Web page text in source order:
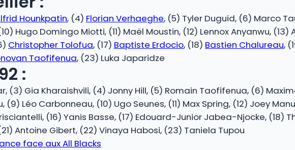
Hounkpatin, (4) Florian Verhaeghe, (5) Tyler Duguid, (6) Marco
Hugo Domingo Miotti, (11) Maël Moustin, (12) Lennox Anyanwu,
Christopher Tolofua, (17) Baptiste Erdocio, (18) Bastien Chalureau,
Taofifenua, (23) Luka Japaridze
:
(3) Gia Kharaishvili, (4) Jonny Hill, (5) Romain Taofifenua, (6)
Léo Carbonneau, (10) Ugo Seunes, (11) Max Spring, (12) Joey
(16) Yanis Basse, (17) Edouard-Junior Jabea-Njocke, (18)
Antoine Gibert, (22) Vinaya Habosi, (23) Taniela Tupou
face aux All Blacks